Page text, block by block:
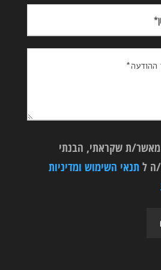
מאשר/ת שקראתי, הבנתי
ה ל תנאי השימוש ומדיניות